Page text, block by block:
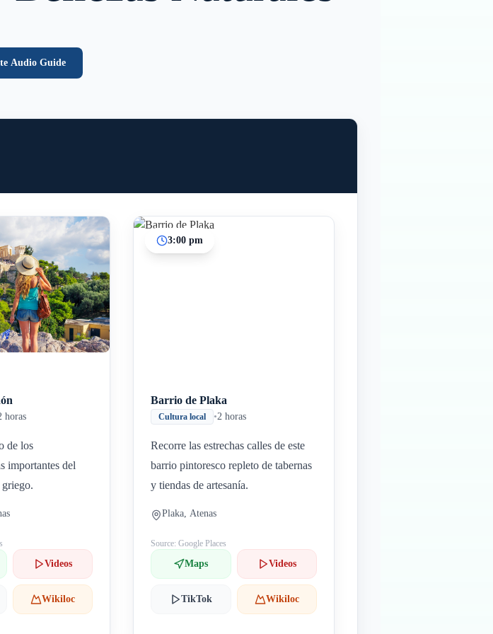
Audio Guide
horas
de los
importantes del
Videos
Wikiloc
3:00 pm
Barrio de Plaka
Cultura local •2 horas
Recorre las estrechas calles de este
barrio pintoresco repleto de tabernas
y tiendas de artesanía.
Plaka, Atenas
Source: Google Places
Maps Videos
TikTok Wikiloc